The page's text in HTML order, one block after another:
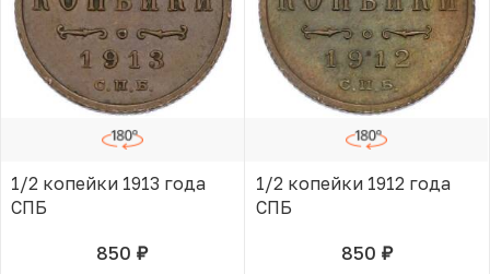
1/2 копейки 1913 года
СПБ
850 руб.
В КОРЗИНЕ
1/2 копейки 1912 года
СПБ
850 руб.
В КОРЗИНЕ